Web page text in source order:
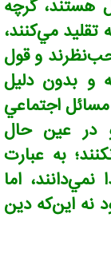
هستند، گرچه
تقليد مي‌کنند،
و قول
بدون دليل
اجتماعي
در عين حال
به عبارت
اما
نه اين‌که دين